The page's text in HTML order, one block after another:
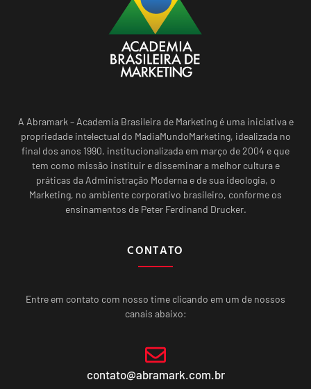
A Abramark – Academia Brasileira de Marketing é uma iniciativa e
propriedade intelectual do MadiaMundoMarketing, idealizada no
final dos anos 1990, institucionalizada em março de 2004 e que
tem como missão instituir e disseminar a melhor cultura e
práticas da Administração Moderna e de sua ideologia, o
Marketing, no ambiente corporativo brasileiro, conforme os
ensinamentos de Peter Ferdinand Drucker.
CONTATO
Entre em contato com nosso time clicando em um de nossos
canais abaixo:
contato@abramark.com.br